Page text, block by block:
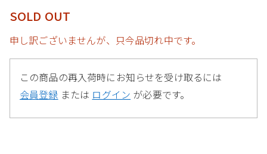
SOLD OUT
申し訳ございませんが、只今品切れ中です。
この商品の再入荷時にお知らせを受け取るには
会員登録 または ログイン が必要です。